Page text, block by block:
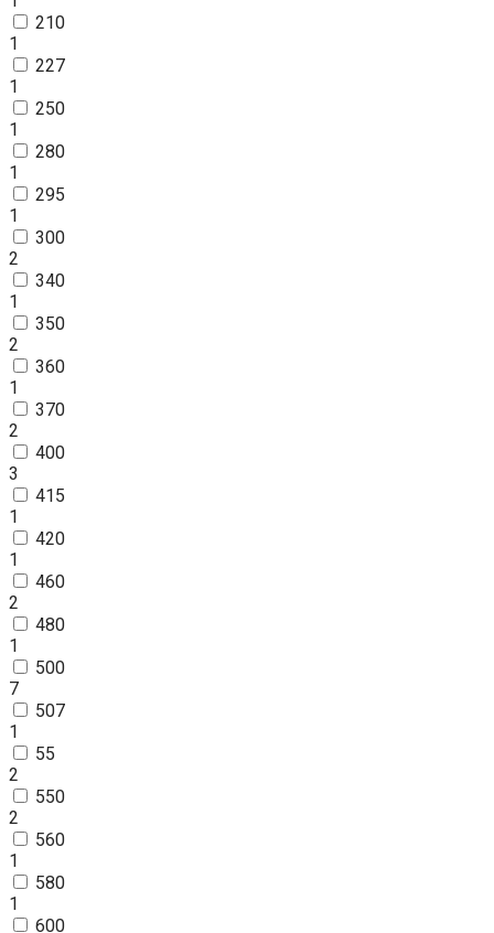
210
1
227
1
250
1
280
1
295
1
300
2
340
1
350
2
360
1
370
2
400
3
415
1
420
1
460
2
480
1
500
7
507
1
55
2
550
2
560
1
580
1
600